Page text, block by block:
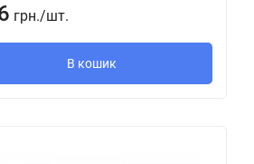
грн./шт.
В кошик